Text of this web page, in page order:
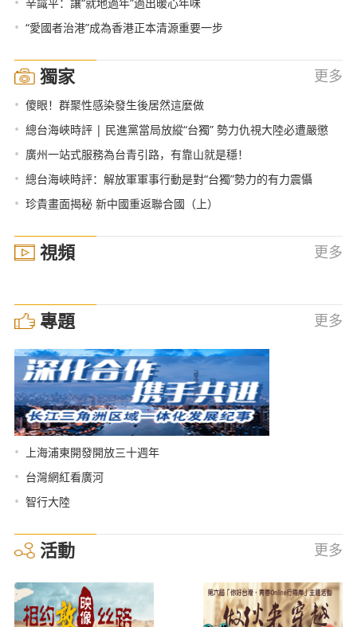
• “愛國者治港”成為香港正本清源重要一步
獨家 更多
• 傻眼！群聚性感染發生後居然這麼做
• 總台海峽時評 | 民進黨當局放縱“台獨” 勢力仇視大陸必遭嚴懲
• 廣州一站式服務為台青引路，有靠山就是穩！
• 總台海峽時評：解放軍軍事行動是對“台獨”勢力的有力震懾
• 珍貴畫面揭秘 新中國重返聯合國（上）
視頻 更多
專題 更多
• 上海浦東開發開放三十週年
• 台灣網紅看廣河
• 智行大陸
活動 更多